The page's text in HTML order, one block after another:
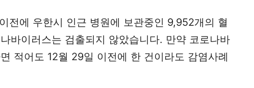
전에 우한시 인근 병원에 보관중인 9,952개의 혈
바이러스는 검출되지 않았습니다. 만약 코로나바
적어도 12월 29일 이전에 한 건이라도 감염사례